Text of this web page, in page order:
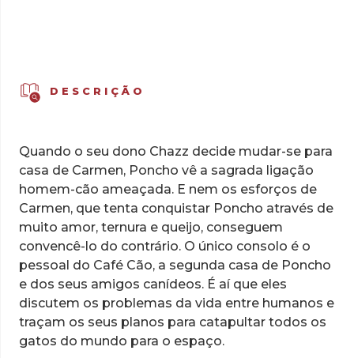
DESCRIÇÃO
Quando o seu dono Chazz decide mudar-se para
casa de Carmen, Poncho vê a sagrada ligação
homem-cão ameaçada. E nem os esforços de
Carmen, que tenta conquistar Poncho através de
muito amor, ternura e queijo, conseguem
convencê-lo do contrário. O único consolo é o
pessoal do Café Cão, a segunda casa de Poncho
e dos seus amigos canídeos. É aí que eles
discutem os problemas da vida entre humanos e
traçam os seus planos para catapultar todos os
gatos do mundo para o espaço.